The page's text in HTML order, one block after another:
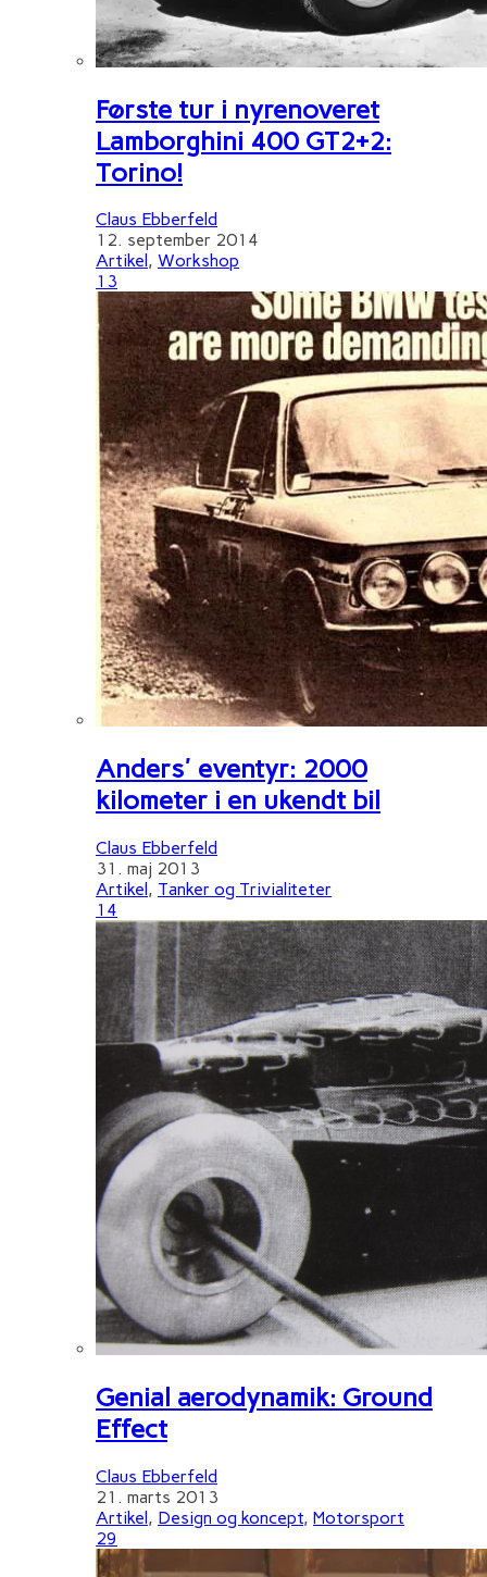
Første tur i nyrenoveret
Lamborghini 400 GT2+2:
Torino!
Claus Ebberfeld
12. september 2014
Artikel , Workshop
13
Anders' eventyr: 2000
kilometer i en ukendt bil
Claus Ebberfeld
31. maj 2013
Artikel , Tanker og Trivialiteter
14
Genial aerodynamik: Ground
Effect
Claus Ebberfeld
21. marts 2013
Artikel, Design og koncept, Motorsport
29